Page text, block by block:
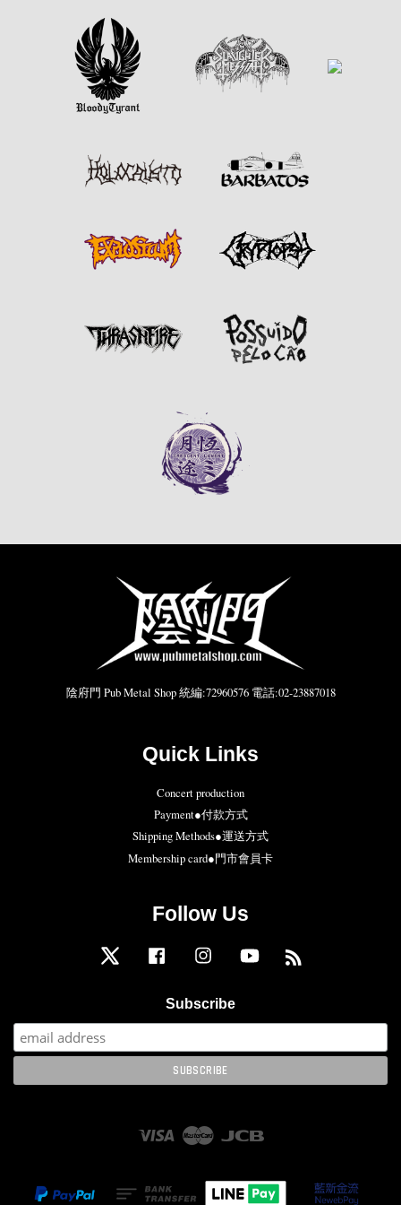
陰府門 Pub Metal Shop 統編:72960576 電話:02-23887018
Quick Links
Concert production
Payment●付款方式
Shipping Methods●運送方式
Membership card●門市會員卡
Follow Us
Twitter Facebook Instagram YouTube
Subscribe
Visa Master